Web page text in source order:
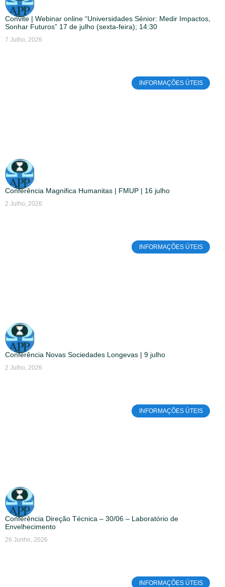
Convite | Webinar online “Universidades Sénior: Medir Impactos,
Sonhar Futuros” 17 de julho (sexta-feira); 14:30
7 Julho, 2026
INFORMAÇÕES ÚTEIS
Conferência Magnifica Humanitas | FMUP | 16 julho
2 Julho, 2026
INFORMAÇÕES ÚTEIS
Conferência Novas Sociedades Longevas | 9 julho
2 Julho, 2026
INFORMAÇÕES ÚTEIS
Conferência Direção Técnica – 30/06 – Laboratório de
Envelhecimento
26 Junho, 2026
INFORMAÇÕES ÚTEIS